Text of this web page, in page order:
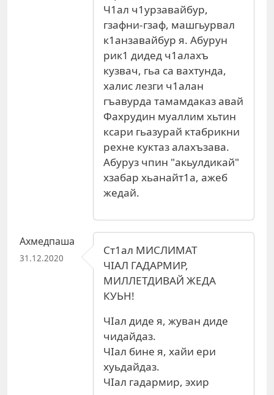
Ч1ал ч1урзавайбур,
гзафни-гзаф, машгьурвал
к1анзавайбур я. Абурун
рик1 дидед ч1алахъ
кузвач, гьа са вахтунда,
халис лезги ч1алан
гъавурда тамамдаказ авай
Фахрудин муаллим хьтин
ксари гьазурай ктабрикни
рехне куктаз алахъзава.
Абуруз чпин "акьулдикай"
хзабар хьанайт1а, ажеб
жедай.
Ахмедпаша
31.12.2020
Ст1ал МИСЛИМАТ
ЧIАЛ ГАДАРМИР,
МИЛЛЕТДИВАЙ ЖЕДА
КУЬН!
ЧIал диде я, жуван диде
чидайдаз.
ЧIал бине я, хайи ери
хуьдайдаз.
ЧIал гадармир, эхир